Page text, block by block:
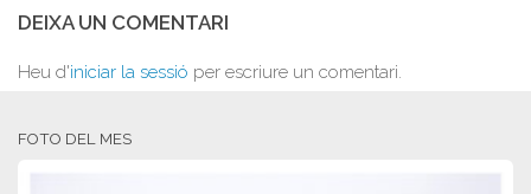
DEIXA UN COMENTARI
Heu d'iniciar la sessió per escriure un comentari.
FOTO DEL MES